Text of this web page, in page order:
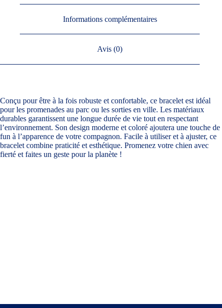
Informations complémentaires
Avis (0)
Conçu pour être à la fois robuste et confortable, ce bracelet est idéal
pour les promenades au parc ou les sorties en ville. Les matériaux
durables garantissent une longue durée de vie tout en respectant
l’environnement. Son design moderne et coloré ajoutera une touche de
fun à l’apparence de votre compagnon. Facile à utiliser et à ajuster, ce
bracelet combine praticité et esthétique. Promenez votre chien avec
fierté et faites un geste pour la planète !